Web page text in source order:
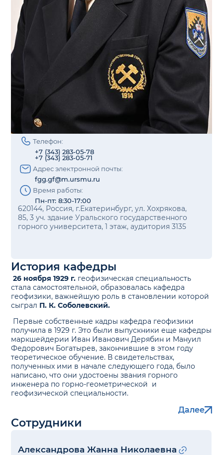
Телефон:
+7 (343) 283-05-78
+7 (343) 283-05-71
Адрес электронной почты:
fgg.gf@m.ursmu.ru
Время работы:
Пн-пт: 8:30-17:00
620144, Россия, г.Екатеринбург, ул. Хохрякова,
85, 3 уч. здание Уральского государственного
горного университета, 1 этаж, аудитория 3135
История кафедры
26 ноября 1929 г. геофизическая специальность
стала самостоятельной, образовалась кафедра
геофизики, важнейшую роль в становлении которой
сыграл П. К. Соболевский.
Первые собственные кадры кафедра геофизики
получила в 1929 г. Это были выпускники еще кафедры
маркшейдерии Иван Иванович Дерябин и Мануил
Федорович Богатырев, закончившие в этом году
теоретическое обучение. В свидетельствах,
полученных ими в начале следующего года, было
написано, что они удостоены звания горного
инженера по горно-геометрической и
геофизической специальности.
Далее
Сотрудники
Александрова Жанна Николаевна